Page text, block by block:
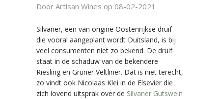
Door Artisan Wines op 08-02-2021
Silvaner, een van origine Oostenrijkse druif
die vooral aangeplant wordt Duitsland, is bij
veel consumenten niet zo bekend. De druif
staat in de schaduw van de bekendere
Riesling en Grüner Veltliner. Dat is niet terecht,
zo vindt ook Nicolaas Klei in de Elsevier die
zich lovend uitsprak over de Silvaner Gutswein